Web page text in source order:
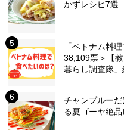
かずレシピ7選
「ベトナム料
38,109票＞【
暮らし調査隊」
チャンプルー
る夏ゴーヤ絶